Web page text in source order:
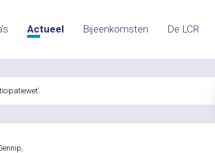
Actueel Bijeenkomsten De LCR